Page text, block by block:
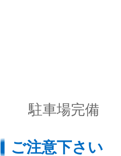
駐車場完備
ご注意下さい